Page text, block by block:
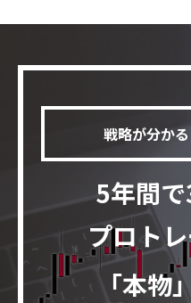
戦略が分か
5年間
プロト
「本物